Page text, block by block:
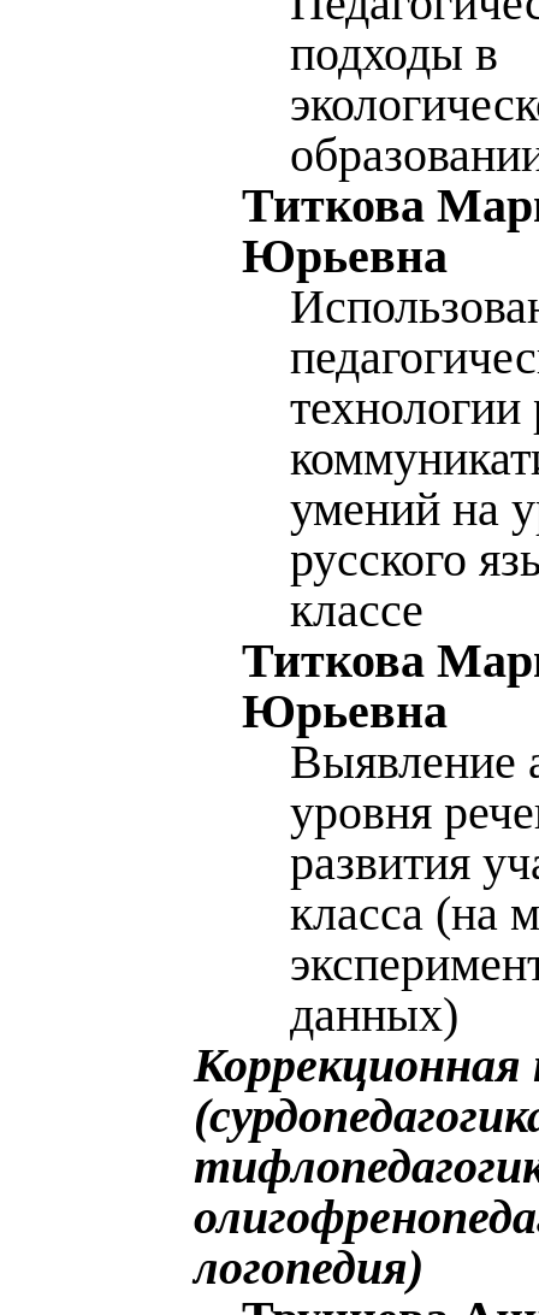
подходы в
Титкова
Юрьевна
технологии
умений на
русского
классе
Титкова
Юрьевна
Выявление
уровня
развития
класса (на
данных)
Коррекционная
логопедия)